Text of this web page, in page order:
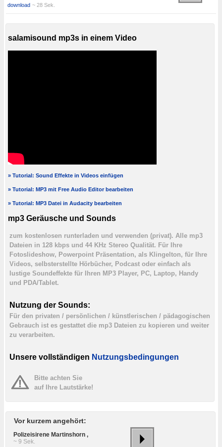
download ~ 28 Sek.
salamisound mp3s in einem Video
» Tutorial: Sound Effekte in Videos einfügen
» Tutorial: MP3 mit Free Audio Editor bearbeiten
» Tutorial: MP3 Datei in Audacity bearbeiten
mp3 Geräusche und Sounds
zum kostenlosen runterladen und verwenden (privat). Alle mp3
Dateien in 128 kbps und 44 KHz Stereo Qualität. Für Ihre
Fotoslideshow, Powerpoint Präsentation, als Klingelton, für Ihre
Videos, selbsterstellte Hörbücher, Podcast oder einfach als
lustige Soundeffekte für Ihren MP3 Player, PC, Laptop, Handy
und PDA/Tablet.
Nutzung der Sounds:
Für den privaten / persönlichen / künstlerischen / pädagogischen
Gebrauch ist es gestattet die mp3 Dateien zu kopieren und weiter
zu verarbeiten.
Unsere vollständigen Nutzungsbedingungen
Bitte achten Sie
auf Ihre Lautstärke!
Vor kurzem angehört:
Polizeisirene Martinshorn ,
~ 9 Sek.